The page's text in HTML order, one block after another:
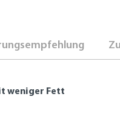
weniger Fett